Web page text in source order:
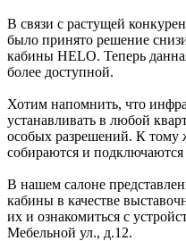
В связи с растущей
было принято решение
кабины HELO. Теперь
более доступной.
Хотим напомнить, что
устанавливать в любой
особых разрешений. К тому
собираются и
В нашем салоне
кабины в качестве
их и ознакомиться с
Мебельной ул., д.12.